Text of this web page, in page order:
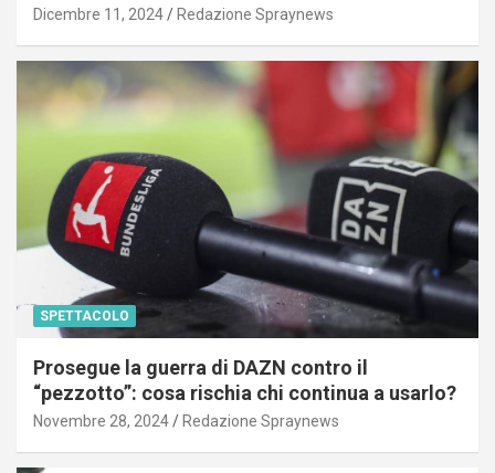
Dicembre 11, 2024 Redazione Spraynews
SPETTACOLO
Prosegue la guerra di DAZN contro il
“pezzotto”: cosa rischia chi continua a usarlo?
Novembre 28, 2024 Redazione Spraynews